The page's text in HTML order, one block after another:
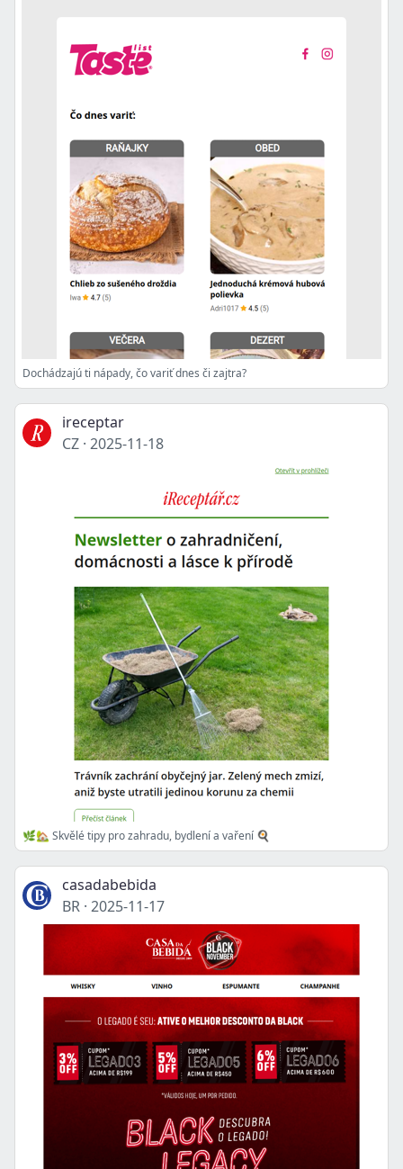
Dochádzajú ti nápady, čo variť dnes či zajtra?
ireceptar
CZ · 2025-11-18
🌿🏡 Skvělé tipy pro zahradu, bydlení a vaření 🍳
casadabebida
BR · 2025-11-17